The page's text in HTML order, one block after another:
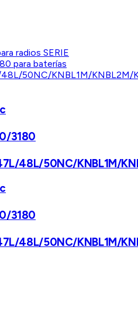
3180
48L/50NC/KNBL1M/
3180
48L/50NC/KNBL1M/